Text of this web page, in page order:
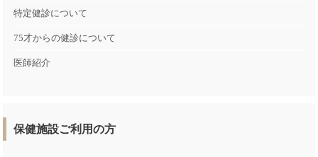
特定健診について
75才からの健診について
医師紹介
保健施設ご利用の方